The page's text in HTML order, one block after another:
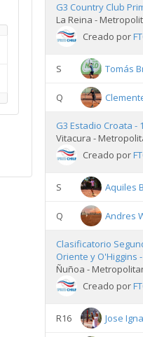
G3 Country Club
La Reina -
Creado por
S Tomás
Q
G3 Estadio Croata -
Vitacura -
Creado por
S Aquiles
Q Andres
Clasificatorio
Oriente y O'Higgins -
Ñuñoa -
Creado por
R16 Jose